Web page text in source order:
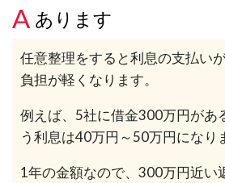
あります
任意整理をすると利息の支払い
負担が軽くなります。
例えば、5社に借金300万円があ
う利息は40万円～50万円になり
1年の金額なので、300万円近い